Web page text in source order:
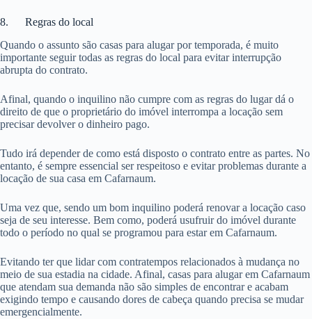
8. Regras do local
Quando o assunto são casas para alugar por temporada, é muito
importante seguir todas as regras do local para evitar interrupção
abrupta do contrato.
Afinal, quando o inquilino não cumpre com as regras do lugar dá o
direito de que o proprietário do imóvel interrompa a locação sem
precisar devolver o dinheiro pago.
Tudo irá depender de como está disposto o contrato entre as partes. No
entanto, é sempre essencial ser respeitoso e evitar problemas durante a
locação de sua casa em Cafarnaum.
Uma vez que, sendo um bom inquilino poderá renovar a locação caso
seja de seu interesse. Bem como, poderá usufruir do imóvel durante
todo o período no qual se programou para estar em Cafarnaum.
Evitando ter que lidar com contratempos relacionados à mudança no
meio de sua estadia na cidade. Afinal, casas para alugar em Cafarnaum
que atendam sua demanda não são simples de encontrar e acabam
exigindo tempo e causando dores de cabeça quando precisa se mudar
emergencialmente.